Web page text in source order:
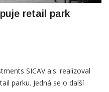
SICAV a.s. realizoval
park KORZO Komárno.
retailový park města na